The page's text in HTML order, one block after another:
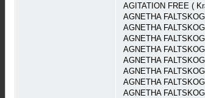
AGITATION FREE (
AGNETHA
AGNETHA
AGNETHA
AGNETHA
AGNETHA
AGNETHA
AGNETHA
AGNETHA